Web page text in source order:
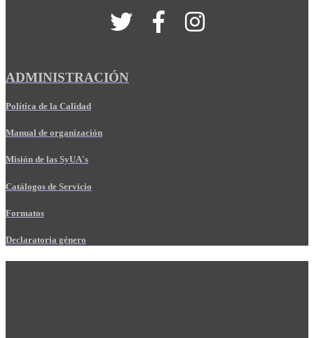
ADMINISTRACIÓN
Política de la Calidad
Manual de organización
Misión de las SyUA's
Catálogos de Servicio
Formatos
Declaratoria género